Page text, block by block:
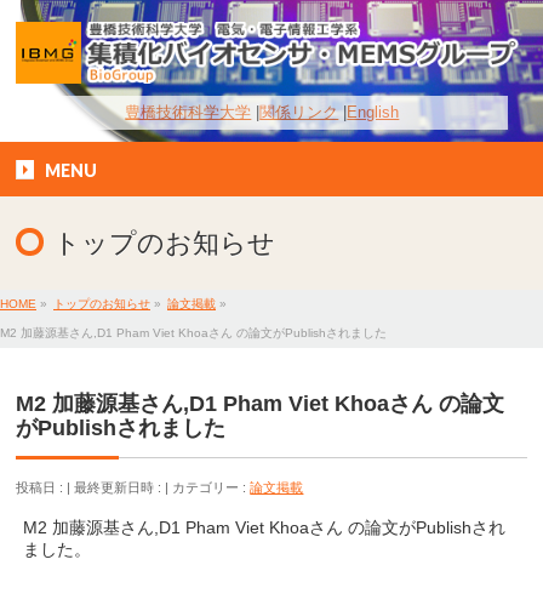
豊橋技術科学大学 関係リンク English
MENU
トップのお知らせ
HOME » トップのお知らせ » 論文掲載 »
M2 加藤源基さん,D1 Pham Viet Khoaさん の論文がPublishされました
M2 加藤源基さん,D1 Pham Viet Khoaさん の論文
がPublishされました
投稿日 : 最終更新日時 : カテゴリー :論文掲載
M2 加藤源基さん,D1 Pham Viet Khoaさん の論文がPublishされ
ました。